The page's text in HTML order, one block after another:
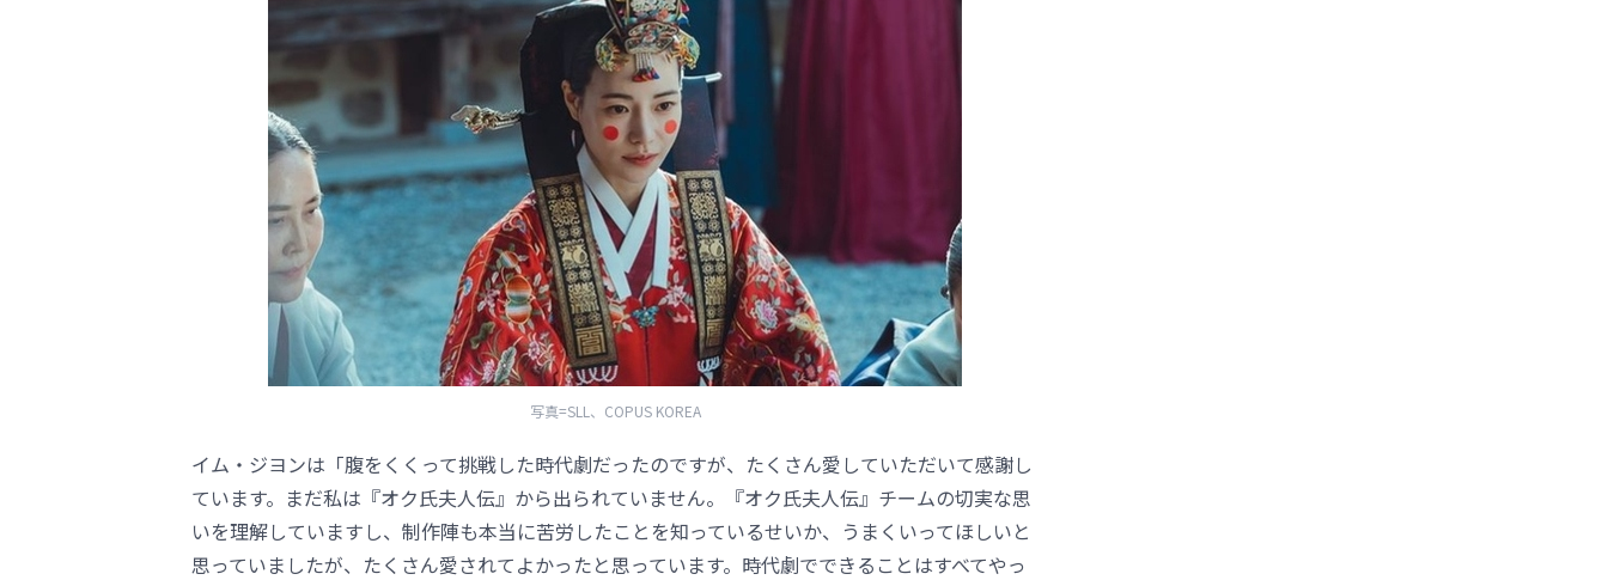
写真=SLL、COPUS KOREA
イム・ジヨンは「腹をくくって挑戦した時代劇だったのですが、たくさん愛していただいて感謝し
ています。まだ私は『オク氏夫人伝』から出られていません。『オク氏夫人伝』チームの切実な思
いを理解していますし、制作陣も本当に苦労したことを知っているせいか、うまくいってほしいと
思っていましたが、たくさん愛されてよかったと思っています。時代劇でできることはすべてやっ